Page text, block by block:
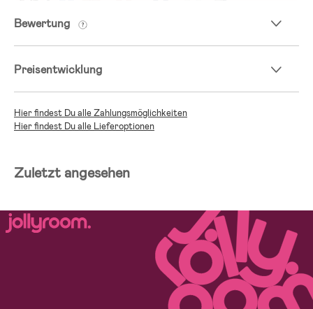
Bewertung
Preisentwicklung
Hier findest Du alle Zahlungsmöglichkeiten
Hier findest Du alle Lieferoptionen
Zuletzt angesehen